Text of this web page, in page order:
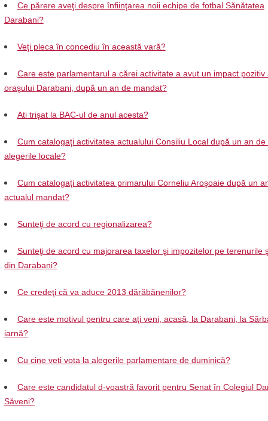
Ce părere aveţi despre înfiinţarea noii echipe de fotbal Sănătatea
Darabani?
Veţi pleca în concediu în această vară?
Care este parlamentarul a cărei activitate a avut un impact pozitiv
oraşului Darabani, după un an de mandat?
Ati trişat la BAC-ul de anul acesta?
Cum catalogaţi activitatea actualului Consiliu Local după un an de
alegerile locale?
Cum catalogaţi activitatea primarului Corneliu Aroşoaie după un
actualul mandat?
Sunteţi de acord cu regionalizarea?
Sunteţi de acord cu majorarea taxelor şi impozitelor pe terenurile
din Darabani?
Ce credeţi că va aduce 2013 dărăbănenilor?
Care este motivul pentru care aţi veni, acasă, la Darabani, la
iarnă?
Cu cine veti vota la alegerile parlamentare de duminică?
Care este candidatul d-voastră favorit pentru Senat în Colegiul
Săveni?